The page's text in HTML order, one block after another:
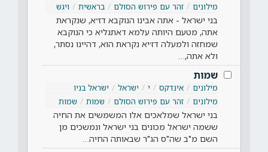
מילונים
זהר עם פירוש הסולם בראשית ויגש
בני ישראל - אתה אבינו הנוקבא דז״א, שנקראת
אתה, מטעם היותה עלמא דאתגליא כי הנוקבא
שמחזה ולמעלה דז׳יא נקראת הוא, דהיינו נסתר,
ולא אתה,…
שמות
מילונים אינדקס י ישראל
ישראל בניו
מילונים
זהר עם פירוש הסולם שמות שמות
בני ישראל שמלאכים אלו המשמשים את החיה
ששמה ישראל מכונים בני ישראל ונמשכים מן
השם מ"ב שה"ס הג"ר שבאותה החיה…